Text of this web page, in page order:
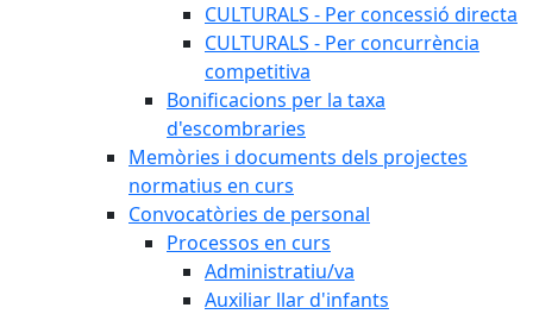
CULTURALS - Per concessió directa
CULTURALS - Per concurrència
competitiva
Bonificacions per la taxa
d'escombraries
Memòries i documents dels projectes
normatius en curs
Convocatòries de personal
Processos en curs
Administratiu/va
Auxiliar llar d'infants